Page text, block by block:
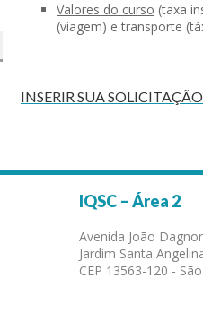
Valores do curso (taxa
(viagem) e transporte
INSERIR SUA SOLICITAÇÃO
IQSC – Área 2
Avenida João
Jardim Santa
CEP 13563-120 -